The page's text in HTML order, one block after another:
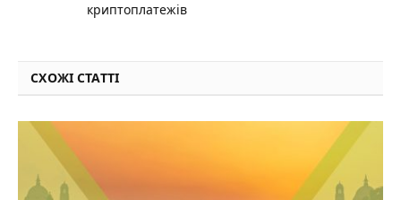
криптоплатежів
СХОЖІ СТАТТІ